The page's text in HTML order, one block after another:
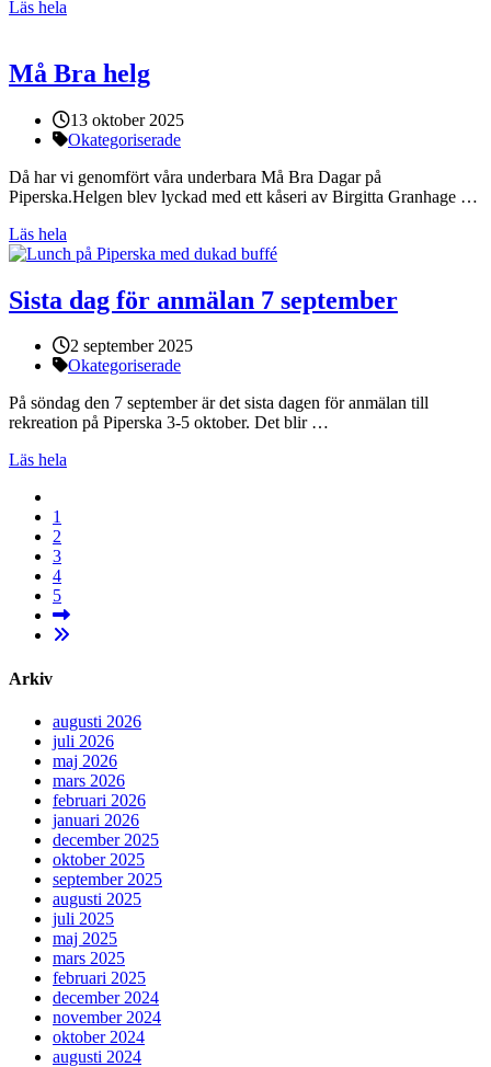
Läs hela
Må Bra helg
Publicerat:
13 oktober 2025
Kategorier:
Okategoriserade
Då har vi genomfört våra underbara Må Bra Dagar på
Piperska.Helgen blev lyckad med ett kåseri av Birgitta Granhage …
Läs hela
Sista dag för anmälan 7 september
Publicerat:
2 september 2025
Kategorier:
Okategoriserade
På söndag den 7 september är det sista dagen för anmälan till
rekreation på Piperska 3-5 oktober. Det blir …
Läs hela
1
2
3
4
5
Tidigare
Arkiv
augusti 2026
juli 2026
maj 2026
mars 2026
februari 2026
januari 2026
december 2025
oktober 2025
september 2025
augusti 2025
juli 2025
maj 2025
mars 2025
februari 2025
december 2024
november 2024
oktober 2024
augusti 2024